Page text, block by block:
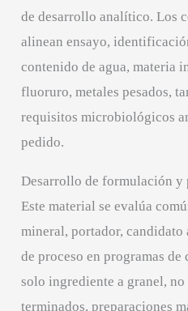
de desarrollo analítico. Los
alinean ensayo,
contenido de agua, materia
fluoruro, metales pesados,
requisitos microbiológicos
pedido.
Desarrollo de formulación y
Este material se evalúa
mineral, portador,
de proceso en programas
solo ingrediente a granel,
terminados, preparaciones